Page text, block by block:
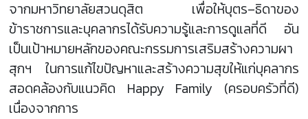
จากมหาวิทยาลัยสวนดุสิต เพื่อให้บุตร–ธิดาของ
ข้าราชการและบุคลากรได้รับความรู้และการดูแลที่ดี อัน
เป็นเป้าหมายหลักของคณะกรรมการเสริมสร้างความผา
สุกฯ ในการแก้ไขปัญหาและสร้างความสุขให้แก่บุคลากร
สอดคล้องกับแนวคิด Happy Family (ครอบครัวที่ดี)
เนื่องจากการ